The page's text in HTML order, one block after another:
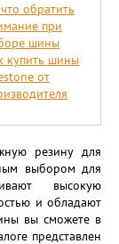
обратить
при
шины
купить шины
от
резину для
выбором для
высокую
и обладают
вы сможете в
представлен